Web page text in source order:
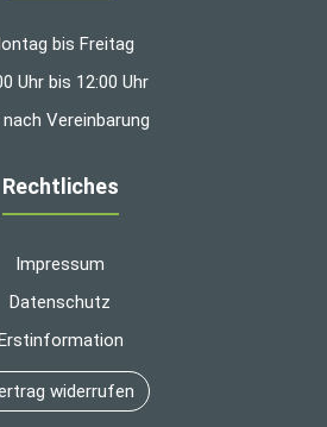
bis Freitag
Uhr bis 12:00 Uhr
nach Vereinbarung
Rechtliches
Impressum
Datenschutz
Erstinformation
widerrufen